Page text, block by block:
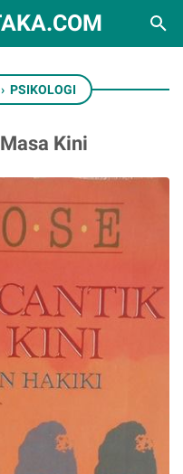
› PSIKOLOGI
Kini